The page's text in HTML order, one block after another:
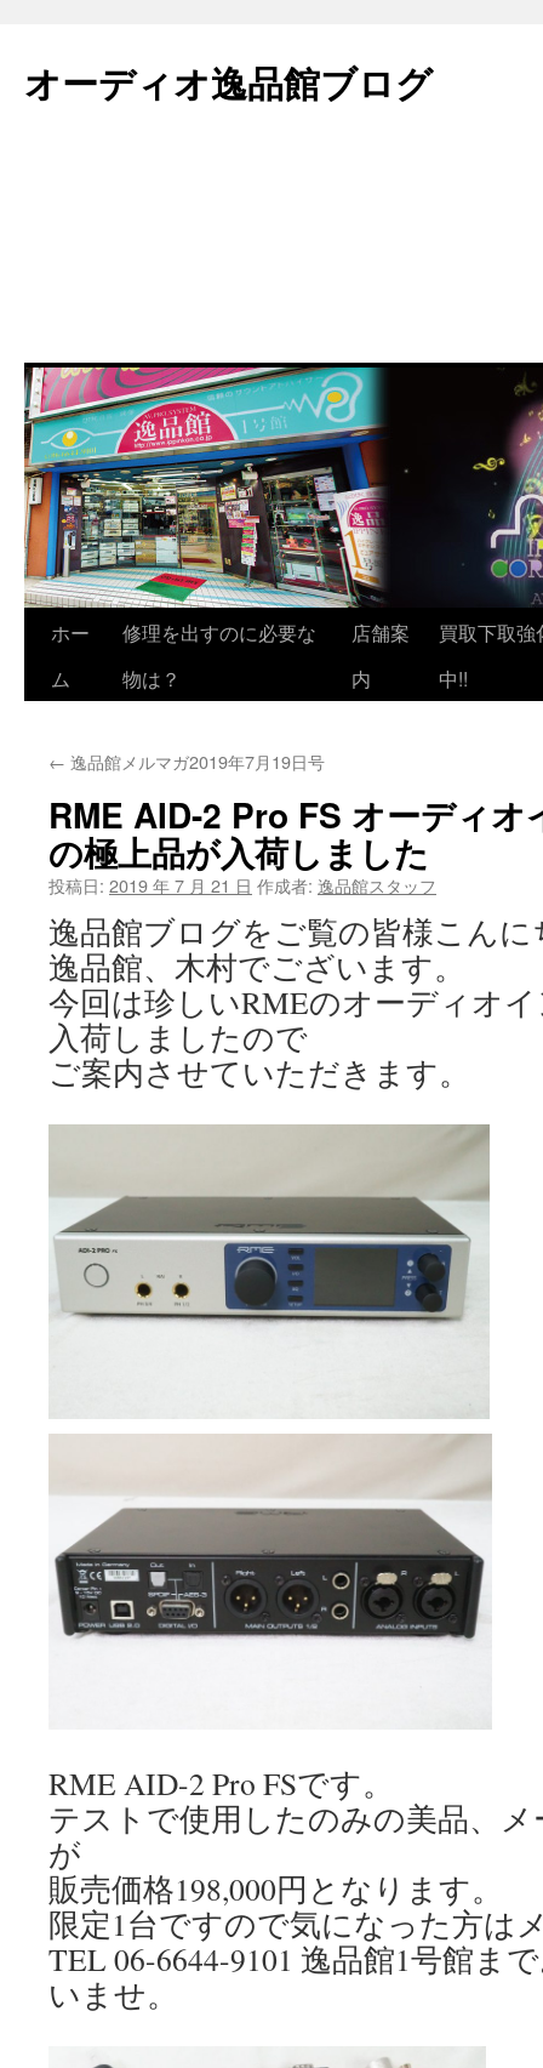
テ
ン
オーディオ逸品館ブログ
ホー
ム
修理を出すのに必要な
物は？
店舗案
内
買取下取強
中!!
← 逸品館メルマガ2019年7月19日号
RME AID-2 Pro FS オーディオ
の極上品が入荷しました
投稿日: 2019 年 7 月 21 日 作成者: 逸品館スタッフ
逸品館ブログをご覧の皆様こんに
逸品館、木村でございます。
今回は珍しいRMEのオーディオ
入荷しましたので
ご案内させていただきます。
RME AID-2 Pro FSです。
テストで使用したのみの美品、
が
販売価格198,000円となります。
限定1台ですので気になった方は
TEL 06-6644-9101 逸品館1号館ま
いませ。